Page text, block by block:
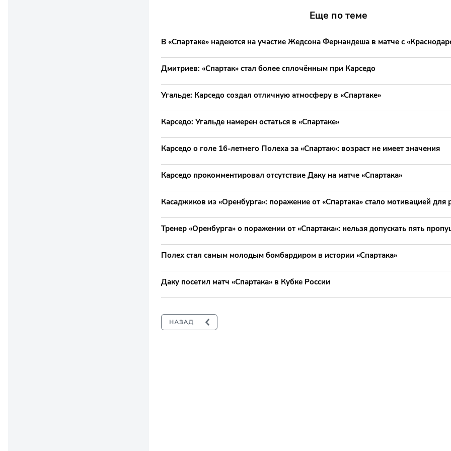
Еще по теме
В «Спартаке» надеются на участие Жедсона Фернандеша в матче с
Дмитриев: «Спартак» стал более сплочённым при Карседо
Угальде: Карседо создал отличную атмосферу в «Спартаке»
Карседо: Угальде намерен остаться в «Спартаке»
Карседо о голе 16-летнего Полеха за «Спартак»: возраст не имеет значения
Карседо прокомментировал отсутствие Даку на матче «Спартака»
Касаджиков из «Оренбурга»: поражение от «Спартака» стало мотивацией для
Тренер «Оренбурга» о поражении от «Спартака»: нельзя допускать пять
Полех стал самым молодым бомбардиром в истории «Спартака»
Даку посетил матч «Спартака» в Кубке России